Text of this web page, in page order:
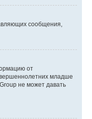
сообщения,
от
младше
не может давать